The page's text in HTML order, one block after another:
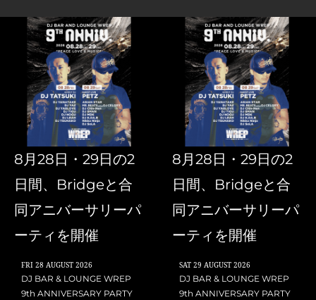
8月28日・29日の2
日間、Bridgeと合
同アニバーサリーパ
ーティを開催
FRI 28 AUGUST 2026
DJ BAR & LOUNGE WREP
9th ANNIVERSARY PARTY
8月28日・29日の2
日間、Bridgeと合
同アニバーサリーパ
ーティを開催
SAT 29 AUGUST 2026
DJ BAR & LOUNGE WREP
9th ANNIVERSARY PARTY